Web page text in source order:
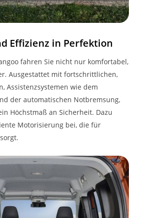
Handschuhfach
inkl.
Digitale
Instrumententafel 7-
Zoll
Einparkhilfe hinten
KONNEKTIVITÄT
Effizienz in Perfektion
fahren Sie nicht nur komfortabel,
Ausgestattet mit fortschrittlichen,
Assistenzsystemen wie dem
der automatischen Notbremsung,
Höchstmaß an Sicherheit. Dazu
Motorisierung bei, die für